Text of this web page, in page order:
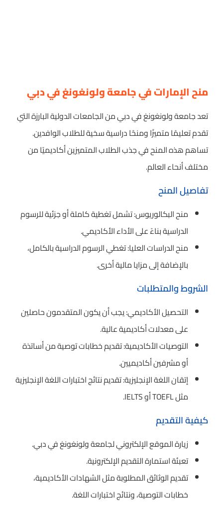
منح الإمارات في جامعة ولونغونغ في دبي
تعد جامعة ولونغونغ في دبي من الجامعات الدولية البارزة التي
تقدم تعليمًا متميزًا ومنحًا دراسية سخية للطلاب الوافدين.
تساهم هذه المنح في جذب الطلاب المتميزين أكاديميًا من
مختلف أنحاء العالم.
تفاصيل المنح
منح البكالوريوس: تشمل تغطية كاملة أو جزئية للرسوم
الدراسية بناءً على الأداء الأكاديمي.
منح الدراسات العليا: تغطي الرسوم الدراسية بالكامل،
بالإضافة إلى مزايا مالية أخرى.
الشروط والمتطلبات
التحصيل الأكاديمي: يجب أن يكون المتقدمون حاصلين
على معدلات أكاديمية عالية.
التوصيات الأكاديمية: تقديم خطابات توصية من أساتذة
أو مشرفين أكاديميين.
إتقان اللغة الإنجليزية: تقديم نتائج اختبارات اللغة الإنجليزية
مثل TOEFL أو IELTS.
كيفية التقديم
زيارة الموقع الإلكتروني لجامعة ولونغونغ في دبي.
تعبئة استمارة التقديم الإلكترونية.
تقديم الوثائق المطلوبة مثل الشهادات الأكاديمية،
خطابات التوصية، ونتائج اختبارات اللغة.